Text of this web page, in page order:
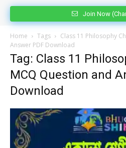
Join Now
Home Tags
Class 11 Philosophy
Answer PDF Download
Tag: Class 11
MCQ Question and
Download